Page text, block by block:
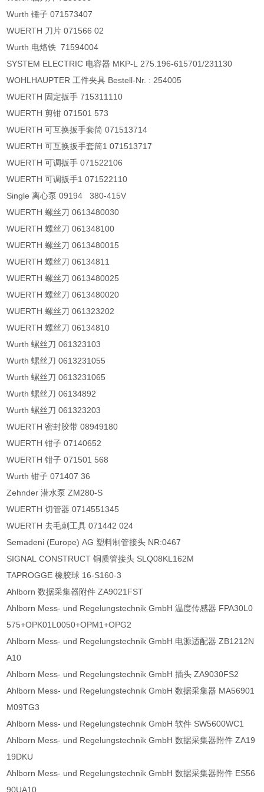
Wurth 锤子 071573407
WUERTH 刀片 071566 02
Wurth 电烙铁 71594004
SYSTEM ELECTRIC 电容器 MKP-L 275.196-615701/231130
WOHLHAUPTER 工件夹具 Bestell-Nr. : 254005
WUERTH 固定扳手 715311110
WUERTH 剪钳 071501 573
WUERTH 可互换扳手套筒 071513714
WUERTH 可互换扳手套筒1 071513717
WUERTH 可调扳手 071522106
WUERTH 可调扳手1 071522110
Single 离心泵 09194 380-415V
WUERTH 螺丝刀 0613480030
WUERTH 螺丝刀 061348100
WUERTH 螺丝刀 0613480015
WUERTH 螺丝刀 06134811
WUERTH 螺丝刀 0613480025
WUERTH 螺丝刀 0613480020
WUERTH 螺丝刀 061323202
WUERTH 螺丝刀 06134810
Wurth 螺丝刀 061323103
Wurth 螺丝刀 0613231055
Wurth 螺丝刀 0613231065
Wurth 螺丝刀 06134892
Wurth 螺丝刀 061323203
WUERTH 密封胶带 08949180
WUERTH 钳子 07140652
WUERTH 钳子 071501 568
Wurth 钳子 071407 36
Zehnder 潜水泵 ZM280-S
WUERTH 切管器 0714551345
WUERTH 去毛刺工具 071442 024
Semadeni (Europe) AG 塑料制管接头 NR:0467
SIGNAL CONSTRUCT 铜质管接头 SLQ08KL162M
TAPROGGE 橡胶球 16-S160-3
Ahlborn 数据采集器附件 ZA9021FST
Ahlborn Mess- und Regelungstechnik GmbH 温度传感器 FPA30L0
575+OPK01L0050+OPM1+OPG2
Ahlborn Mess- und Regelungstechnik GmbH 电源适配器 ZB1212N
A10
Ahlborn Mess- und Regelungstechnik GmbH 插头 ZA9030FS2
Ahlborn Mess- und Regelungstechnik GmbH 数据采集器 MA56901
M09TG3
Ahlborn Mess- und Regelungstechnik GmbH 软件 SW5600WC1
Ahlborn Mess- und Regelungstechnik GmbH 数据采集器附件 ZA19
19DKU
Ahlborn Mess- und Regelungstechnik GmbH 数据采集器附件 ES56
90UA10